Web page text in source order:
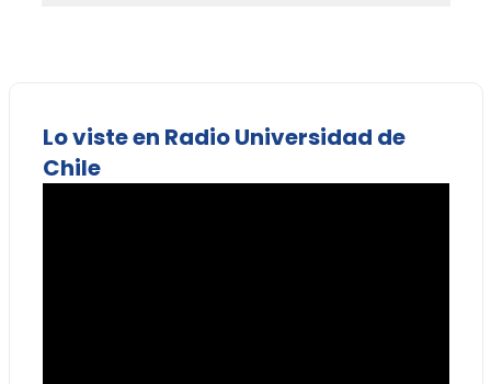
Lo viste en Radio Universidad de
Chile